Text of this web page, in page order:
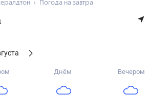
Погода на завтра
Днём Вечером